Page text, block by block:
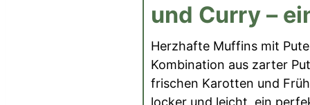
und Curry –
Herzhafte Muffins mit
Kombination aus zarter
frischen Karotten und
locker und leicht, ein